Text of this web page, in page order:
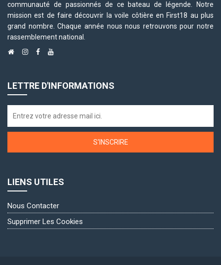
communauté de passionnés de ce bateau de légende. Notre
mission est de faire découvrir la voile côtière en First18 au plus
grand nombre. Chaque année nous nous retrouvons pour notre
rassemblement national.
LETTRE D'INFORMATIONS
S'INSCRIRE
LIENS UTILES
Nous Contacter
Supprimer Les Cookies